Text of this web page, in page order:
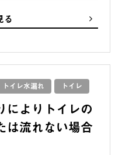
る
トイレ水漏れ トイレ
によりトイレの
は流れない場合